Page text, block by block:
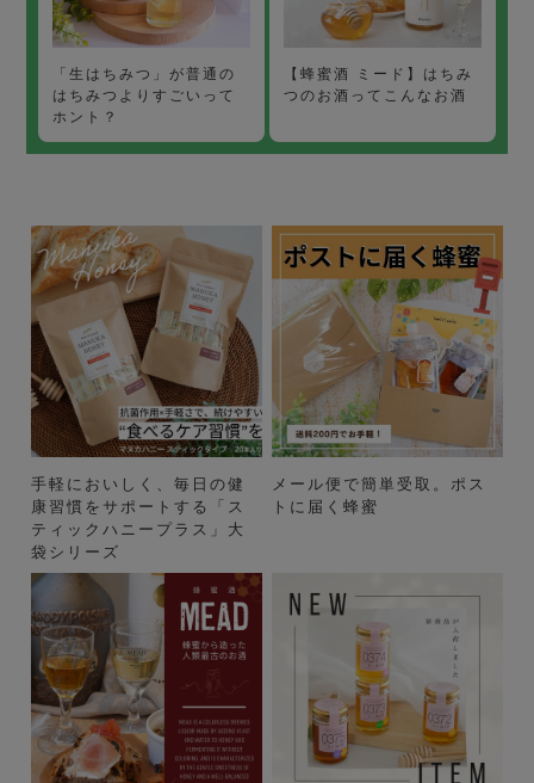
「生はちみつ」が普通の
はちみつよりすごいって
ホント？
【蜂蜜酒 ミード】はちみ
つのお酒ってこんなお酒
手軽においしく、毎日の健
康習慣をサポートする「ス
ティックハニープラス」大
袋シリーズ
メール便で簡単受取。ポス
トに届く蜂蜜